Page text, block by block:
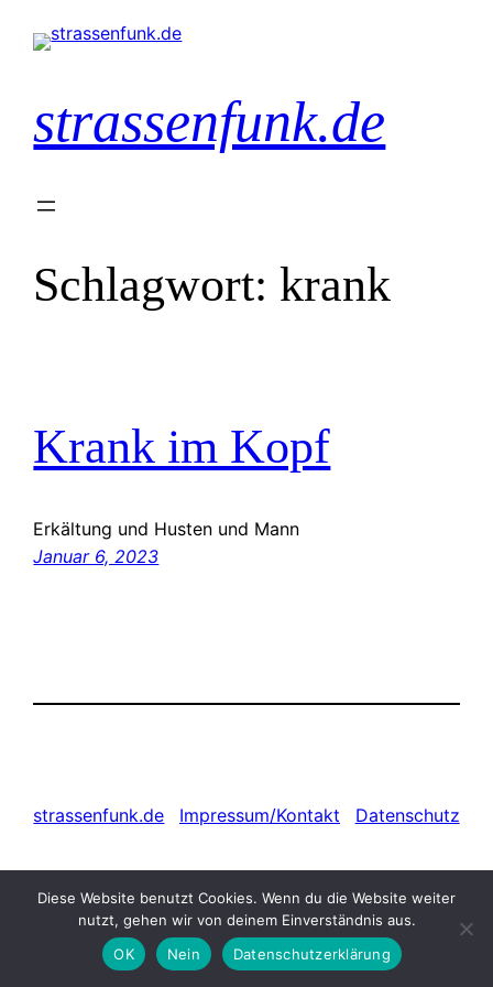
Inhalt
strassenfunk.de
Schlagwort:krank
Krank im Kopf
Erkältung und Husten und Mann
Januar 6, 2023
strassenfunk.de Impressum/Kontakt Datenschutz
Diese Website benutzt Cookies. Wenn du die Website weiter
nutzt, gehen wir von deinem Einverständnis aus.
OK
Nein Datenschutzerklärung